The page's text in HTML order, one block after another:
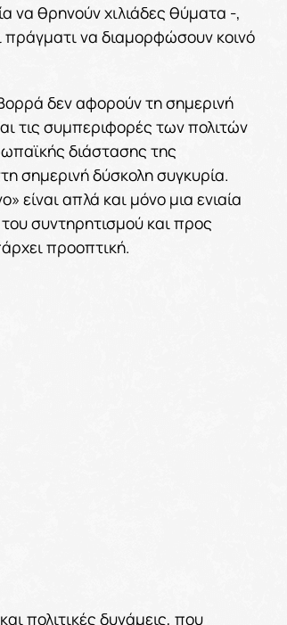
να θρηνούν χιλιάδες θύματα -,
πράγματι να διαμορφώσουν κοινό
δεν αφορούν τη σημερινή
τις συμπεριφορές των πολιτών
διάστασης της
σημερινή δύσκολη συγκυρία.
είναι απλά και μόνο μια ενιαία
συντηρητισμού και προς
προοπτική.
πολιτικές δυνάμεις, που